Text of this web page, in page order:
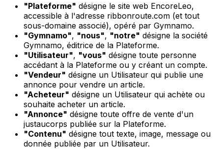
"Plateforme" désigne le site web EncoreLeo,
accessible à l'adresse ribbonroute.com (et tout
sous-domaine associé), opéré par Gymnamo.
"Gymnamo", "nous", "notre" désigne la société
Gymnamo, éditrice de la Plateforme.
"Utilisateur", "vous" désigne toute personne
accédant à la Plateforme ou y créant un compte.
"Vendeur" désigne un Utilisateur qui publie une
annonce pour vendre un article.
"Acheteur" désigne un Utilisateur qui achète ou
souhaite acheter un article.
"Annonce" désigne toute offre de vente d'un
justaucorps publiée sur la Plateforme.
"Contenu" désigne tout texte, image, message ou
donnée publiée par un Utilisateur.